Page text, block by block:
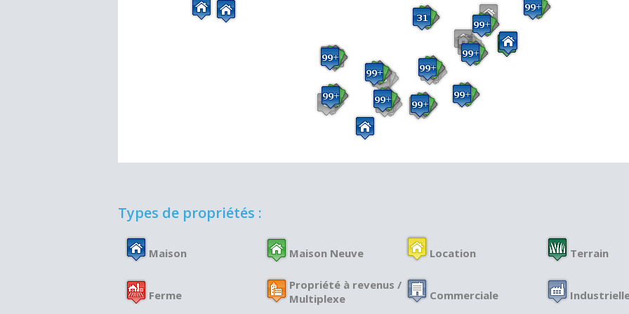
Types de propriétés :
Maison Maison Neuve Location Terrain
Ferme
Propriété à revenus /
Multiplexe
Commerciale